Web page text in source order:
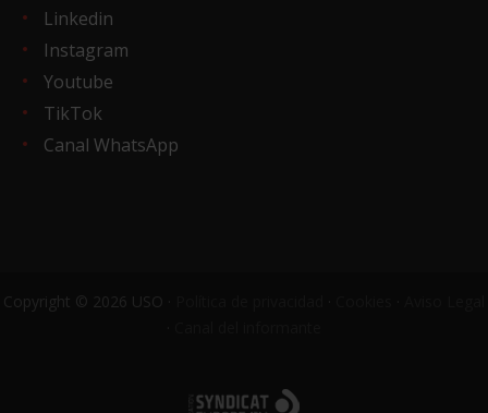
Linkedin
Instagram
Youtube
TikTok
Canal WhatsApp
Copyright © 2026 USO ·